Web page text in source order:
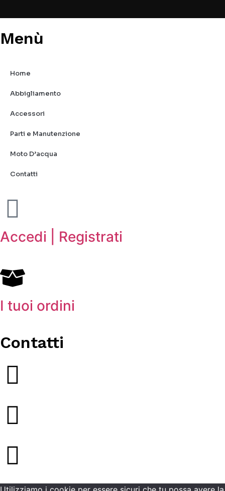
Menù
Home
Abbigliamento
Accessori
Parti e Manutenzione
Moto D’acqua
Contatti
Accedi | Registrati
I tuoi ordini
Contatti